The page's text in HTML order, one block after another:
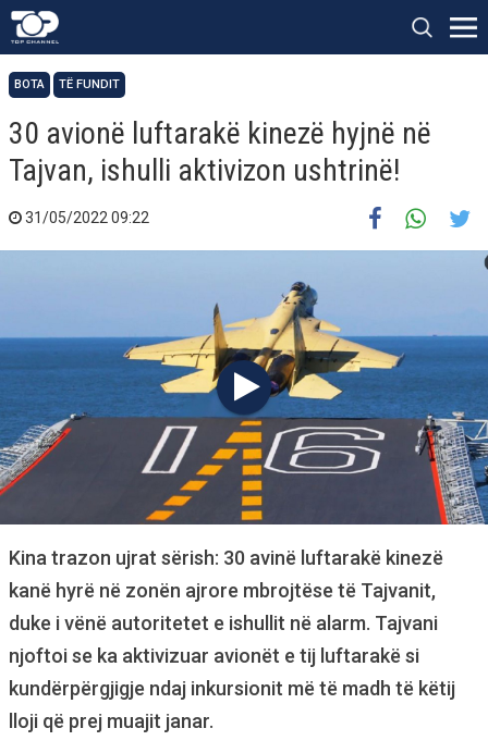
BOTA TË FUNDIT
30 avionë luftarakë kinezë hyjnë në
Tajvan, ishulli aktivizon ushtrinë!
31/05/2022 09:22
Kina trazon ujrat sërish: 30 avinë luftarakë kinezë
kanë hyrë në zonën ajrore mbrojtëse të Tajvanit,
duke i vënë autoritetet e ishullit në alarm. Tajvani
njoftoi se ka aktivizuar avionët e tij luftarakë si
kundërpërgjigje ndaj inkursionit më të madh të këtij
lloji që prej muajit janar.